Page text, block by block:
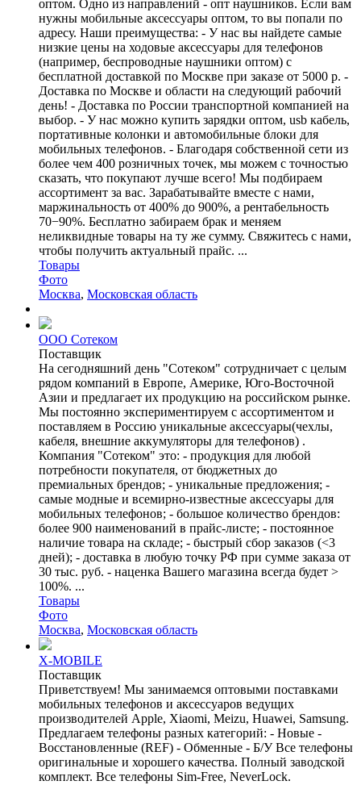
оптом. Одно из направлений - опт наушников. Если вам
нужны мобильные аксессуары оптом, то вы попали по
адресу. Наши преимущества: - У нас вы найдете самые
низкие цены на ходовые аксессуары для телефонов
(например, беспроводные наушники оптом) с
бесплатной доставкой по Москве при заказе от 5000 р. -
Доставка по Москве и области на следующий рабочий
день! - Доставка по России транспортной компанией на
выбор. - У нас можно купить зарядки оптом, usb кабель,
портативные колонки и автомобильные блоки для
мобильных телефонов. - Благодаря собственной сети из
более чем 400 розничных точек, мы можем с точностью
сказать, что покупают лучше всего! Мы подбираем
ассортимент за вас. Зарабатывайте вместе с нами,
маржинальность от 400% до 900%, а рентабельность
70−90%. Бесплатно забираем брак и меняем
неликвидные товары на ту же сумму. Свяжитесь с нами,
чтобы получить актуальный прайс. ...
Товары
Фото
Москва, Московская область
ООО Сотеком
Поставщик
На сегодняшний день "Сотеком" сотрудничает с целым
рядом компаний в Европе, Америке, Юго-Восточной
Азии и предлагает их продукцию на российском рынке.
Мы постоянно экспериментируем с ассортиментом и
поставляем в Россию уникальные аксессуары(чехлы,
кабеля, внешние аккумуляторы для телефонов) .
Компания "Сотеком" это: - продукция для любой
потребности покупателя, от бюджетных до
премиальных брендов; - уникальные предложения; -
самые модные и всемирно-известные аксессуары для
мобильных телефонов; - большое количество брендов:
более 900 наименований в прайс-листе; - постоянное
наличие товара на складе; - быстрый сбор заказов (<3
дней); - доставка в любую точку РФ при сумме заказа от
30 тыс. руб. - наценка Вашего магазина всегда будет >
100%. ...
Товары
Фото
Москва, Московская область
X-MOBILE
Поставщик
Приветствуем! Мы занимаемся оптовыми поставками
мобильных телефонов и аксессуаров ведущих
производителей Apple, Xiaomi, Meizu, Huawei, Samsung.
Предлагаем телефоны разных категорий: - Новые -
Восстановленные (REF) - Обменные - Б/У Все телефоны
оригинальные и хорошего качества. Полный заводской
комплект. Все телефоны Sim-Free, NeverLock.